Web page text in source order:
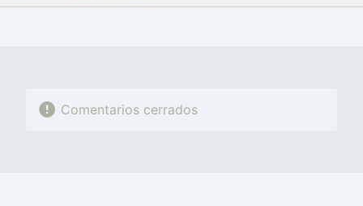
FACEBOOK
TWITTERFLIPBOARD
E-
WHATSAPP
Comentarios cerrados